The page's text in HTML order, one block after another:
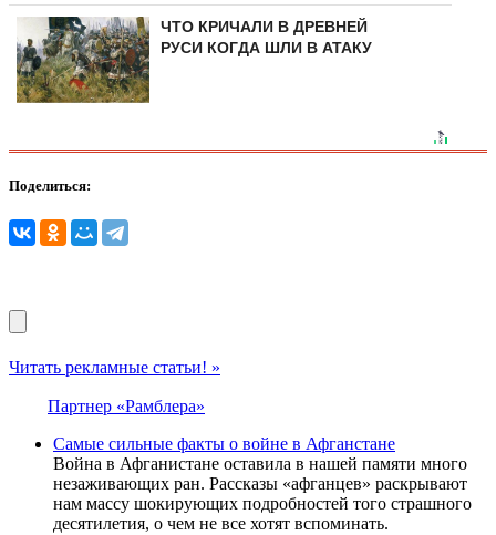
ЧТО КРИЧАЛИ В ДРЕВНЕЙ
РУСИ КОГДА ШЛИ В АТАКУ
Поделиться:
Читать рекламные статьи! »
Партнер «Рамблера»
Самые сильные факты о войне в Афганстане
Война в Афганистане оставила в нашей памяти много
незаживающих ран. Рассказы «афганцев» раскрывают
нам массу шокирующих подробностей того страшного
десятилетия, о чем не все хотят вспоминать.